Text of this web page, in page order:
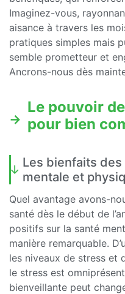
Imaginez-vous,
aisance à travers les
pratiques simples mais
semble prometteur et
Ancrons-nous dès
Le pouvoir
pour bien
Les bienfaits
mentale et
Quel avantage avons-
santé dès le début de
positifs sur la santé
manière remarquable.
les niveaux de stress et
le stress est
bienveillante peut